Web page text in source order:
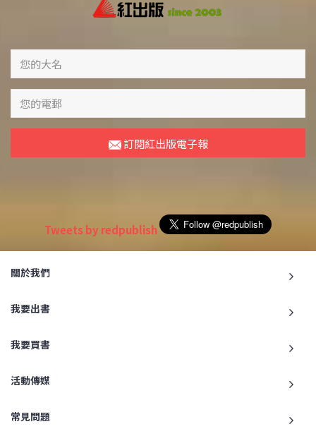
訂閱紅出版電子報
Tweets by redpublish
關於我們
我要出書
我要買書
活動傳媒
常見問題